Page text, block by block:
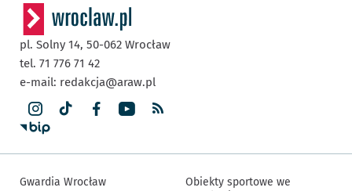
pl. Solny 14, 50-062 Wrocław
tel. 71 776 71 42
e-mail: redakcja@araw.pl
Gwardia Wrocław
Obiekty sportowe we